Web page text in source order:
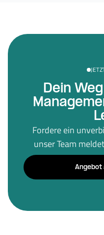
Dein
Fordere ein
unser Team